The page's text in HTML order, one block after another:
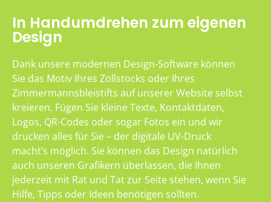
In Handumdrehen zum eigenen
Design
Dank unsere modernen Design-Software können
Sie das Motiv Ihres Zollstocks oder Ihres
Zimmermannsbleistifts auf unserer Website selbst
kreieren. Fügen Sie kleine Texte, Kontaktdaten,
Logos, QR-Codes oder sogar Fotos ein und wir
drucken alles für Sie – der digitale UV-Druck
macht’s möglich. Sie können das Design natürlich
auch unseren Grafikern überlassen, die Ihnen
jederzeit mit Rat und Tat zur Seite stehen, wenn Sie
Hilfe, Tipps oder Ideen benötigen sollten.